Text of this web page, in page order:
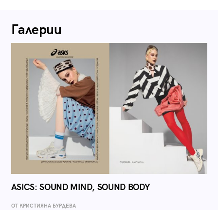
Галерии
ASICS: SOUND MIND, SOUND BODY
ОТ КРИСТИЯНА БУРДЕВА